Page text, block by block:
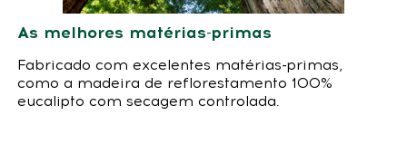
As melhores matérias-primas
Fabricado com excelentes matérias-primas,
como a madeira de reflorestamento 100%
eucalipto com secagem controlada.